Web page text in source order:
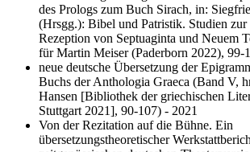
des Prologs zum Buch Sirach, in:
(Hrsgg.): Bibel und Patristik. Studien zur
Rezeption von Septuaginta und Neuem
für Martin Meiser (Paderborn 2022), 99-
neue deutsche Übersetzung der
Buchs der Anthologia Graeca (Band V,
Hansen [Bibliothek der griechischen
Stuttgart 2021], 90-107) - 2021
Von der Rezitation auf die Bühne. Ein
übersetzungstheoretischer